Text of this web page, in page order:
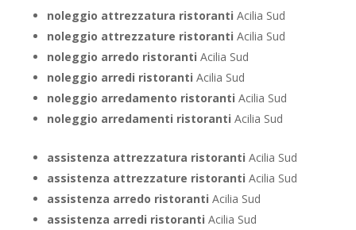
noleggio attrezzatura ristoranti Acilia Sud
noleggio attrezzature ristoranti Acilia Sud
noleggio arredo ristoranti Acilia Sud
noleggio arredi ristoranti Acilia Sud
noleggio arredamento ristoranti Acilia Sud
noleggio arredamenti ristoranti Acilia Sud
assistenza attrezzatura ristoranti Acilia Sud
assistenza attrezzature ristoranti Acilia Sud
assistenza arredo ristoranti Acilia Sud
assistenza arredi ristoranti Acilia Sud